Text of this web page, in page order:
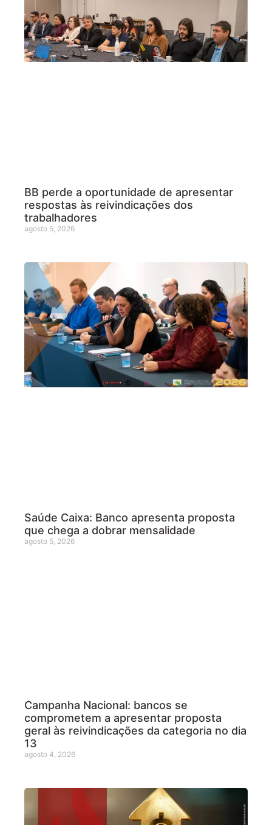
BB perde a oportunidade de apresentar
respostas às reivindicações dos
trabalhadores
agosto 5, 2026
Saúde Caixa: Banco apresenta proposta
que chega a dobrar mensalidade
agosto 5, 2026
Campanha Nacional: bancos se
comprometem a apresentar proposta
geral às reivindicações da categoria no dia
13
agosto 4, 2026